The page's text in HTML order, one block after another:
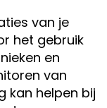
van je
het gebruik
en
van
kan helpen bij